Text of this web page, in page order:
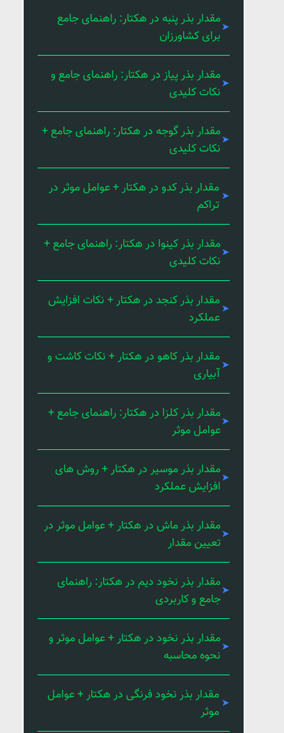
مقدار بذر پنبه در هکتار: راهنمای جامع
برای کشاورزان
مقدار بذر پیاز در هکتار: راهنمای جامع و
نکات کلیدی
مقدار بذر گوجه در هکتار: راهنمای جامع +
نکات کلیدی
مقدار بذر کدو در هکتار + عوامل موثر در
تراکم
مقدار بذر کینوا در هکتار: راهنمای جامع +
نکات کلیدی
مقدار بذر کنجد در هکتار + نکات افزایش
عملکرد
مقدار بذر کاهو در هکتار + نکات کاشت و
آبیاری
مقدار بذر کلزا در هکتار: راهنمای جامع +
عوامل موثر
مقدار بذر موسیر در هکتار + روش های
افزایش عملکرد
مقدار بذر ماش در هکتار + عوامل موثر در
تعیین مقدار
مقدار بذر نخود دیم در هکتار: راهنمای
جامع و کاربردی
مقدار بذر نخود در هکتار + عوامل موثر و
نحوه محاسبه
مقدار بذر نخود فرنگی در هکتار + عوامل
موثر